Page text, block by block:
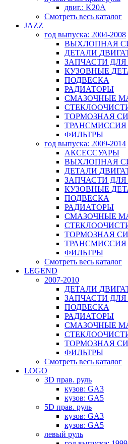
двиг.: K20A
Смотреть весь каталог
JAZZ
год выпуска: 2004-2008
ВЫХЛОПНАЯ
ДЕТАЛИ
ЗАПЧАСТИ ДЛЯ
КУЗОВНЫЕ
ПОДВЕСКА
РАДИАТОРЫ
СМАЗОЧНЫЕ
ТОРМОЗНАЯ
ТРАНСМИССИЯ
ФИЛЬТРЫ
год выпуска: 2009-2014
АКСЕССУАРЫ
ВЫХЛОПНАЯ
ДЕТАЛИ
ЗАПЧАСТИ ДЛЯ
КУЗОВНЫЕ
ПОДВЕСКА
РАДИАТОРЫ
СМАЗОЧНЫЕ
ТОРМОЗНАЯ
ТРАНСМИССИЯ
ФИЛЬТРЫ
Смотреть весь каталог
LEGEND
2007-2010
ДЕТАЛИ
ЗАПЧАСТИ ДЛЯ
ПОДВЕСКА
РАДИАТОРЫ
СМАЗОЧНЫЕ
ТОРМОЗНАЯ
ФИЛЬТРЫ
Смотреть весь каталог
LOGO
3D прав. руль
кузов: GA3
кузов: GA5
5D прав. руль
кузов: GA3
кузов: GA5
левый руль